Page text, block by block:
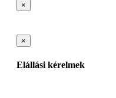
×
×
Elállási kérelmek